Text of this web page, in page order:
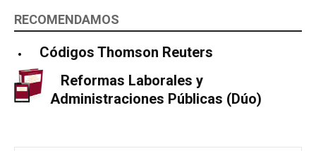
RECOMENDAMOS
Códigos Thomson Reuters
Reformas Laborales y
Administraciones Públicas (Dúo)